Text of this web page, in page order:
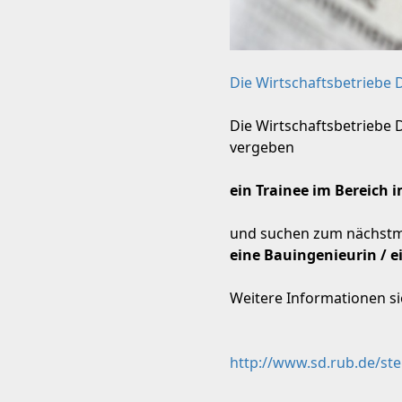
Die Wirtschaftsbetriebe
Die Wirtschaftsbetriebe
vergeben
ein Trainee im Bereich
und suchen zum
eine Bauingenieurin /
Weitere Informationen
http://www.sd.rub.de/